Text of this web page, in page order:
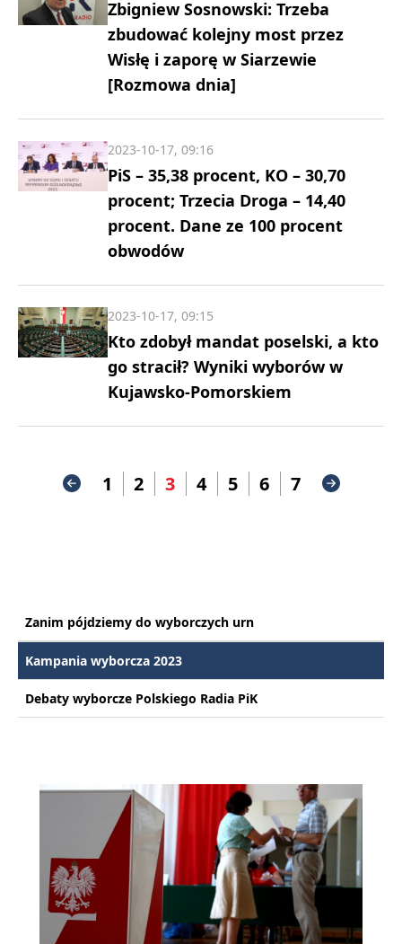
Zbigniew Sosnowski: Trzeba
zbudować kolejny most przez
Wisłę i zaporę w Siarzewie
[Rozmowa dnia]
PiS – 35,38 procent, KO – 30,70
procent; Trzecia Droga – 14,40
procent. Dane ze 100 procent
obwodów
2023-10-17, 09:16
Kto zdobył mandat poselski, a kto
go stracił? Wyniki wyborów w
Kujawsko-Pomorskiem
2023-10-17, 09:15
1 2 3 4 5 6 7
Zanim pójdziemy do wyborczych urn
Kampania wyborcza 2023
Debaty wyborcze Polskiego Radia PiK